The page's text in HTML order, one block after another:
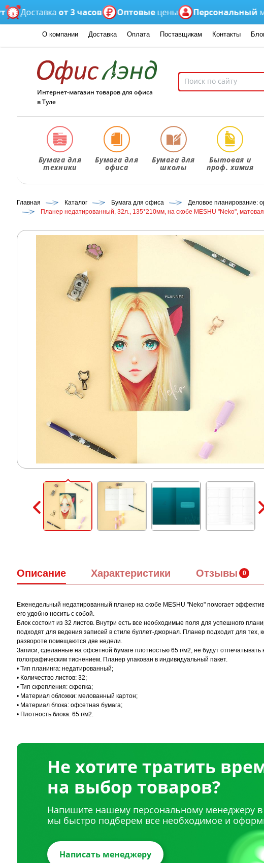
от 3 часов Оптовыецены Персональный
О компании Доставка Оплата Поставщикам Контакты
Интернет-магазин товаров для офиса
в Туле
Бумага для
техники
Бумага для
офиса
Бумага для
школы
Бытовая и
проф. химия
Главная Каталог Бумага для офиса Деловое планирование:
Планер недатированный, 32л., 135*210мм, на скобе MESHU "Neko",
Описание Характеристики Отзывы
Еженедельный недатированный планер на скобе MESHU "Neko" помогает
его удобно носить с собой.
Блок состоит из 32 листов. Внутри есть все необходимые поля для успешного
подходят для ведения записей в стиле буллет-джорнал. Планер подходит для
развороте помещаются две недели.
Записи, сделанные на офсетной бумаге плотностью 65 г/м2, не будут
голографическим тиснением. Планер упакован в индивидуальный пакет.
• Тип планинга: недатированный;
• Количество листов: 32;
• Тип скрепления: скрепка;
• Материал обложки: мелованный картон;
• Материал блока: офсетная бумага;
• Плотность блока: 65 г/м2.
Не хотите тратить
на выбор товаров?
Напишите нашему персональному менеджеру
мы быстро подберем все необходимое и
Написать менеджеру